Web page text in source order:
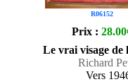
R06152
Prix :
Le vrai visage
Richard
Vers